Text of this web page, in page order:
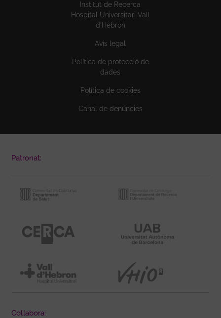
Institut de Recerca
Hospital Universitari Vall
d'Hebron
Avís legal
Política de protecció de
dades
Política de cookies
Canal de denúncies
Patronat:
Col·labora: